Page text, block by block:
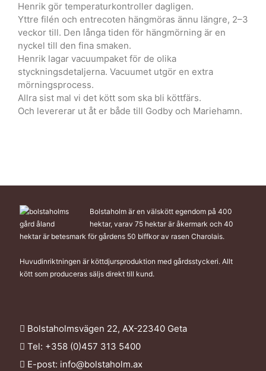
Henrik gör temperaturkontroller dagligen.
Yttre filén och entrecoten hängmöras ännu längre, 2–3
veckor till. Den långa tiden för hängmörning är en
nyckel till den fina smaken.
Henrik lagar vacuumpaket för de olika
styckningsdetaljerna. Vacuumet utgör en extra
mörningsprocess.
Allra sist mal vi det kött som ska bli köttfärs.
Och levererar ut åt er både till Godby och Mariehamn.
Bolstaholm är en välskött egendom på 400
hektar, varav 75 hektar är åkermark och 40
hektar är betesmark för gårdens 50 biffkor av rasen Charolais.
Huvudinriktningen är köttdjursproduktion med gårdsstyckeri. Allt
kött som produceras säljs direkt till kund.
Bolstaholmsvägen 22, AX-22340 Geta
Tel: +358 (0)457 313 5400
E-post: info@bolstaholm.ax